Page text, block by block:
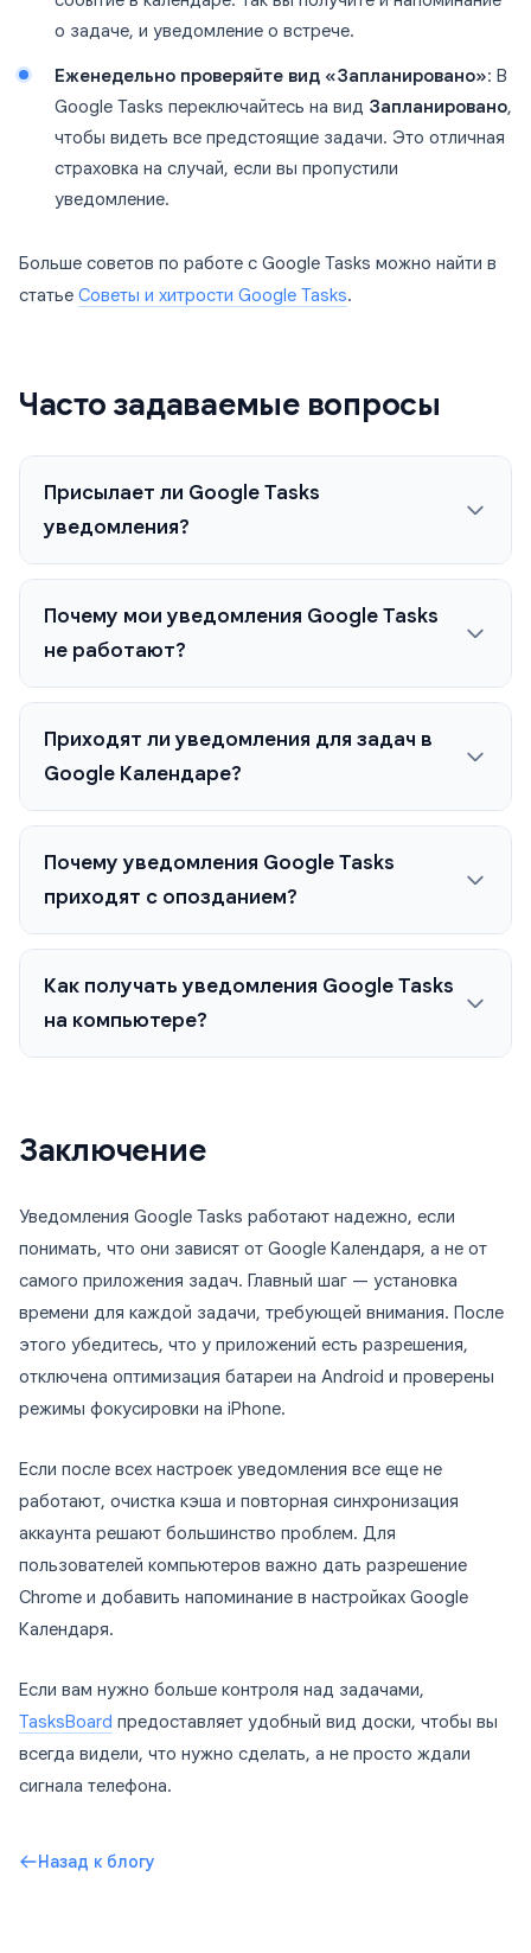
о задаче, и уведомление о встрече.
Еженедельно проверяйте вид «Запланировано»: В
Google Tasks переключайтесь на вид Запланировано,
чтобы видеть все предстоящие задачи. Это отличная
страховка на случай, если вы пропустили
уведомление.
Больше советов по работе с Google Tasks можно найти в
статье Советы и хитрости Google Tasks.
Часто задаваемые вопросы
Присылает ли Google Tasks
уведомления?
Почему мои уведомления Google Tasks
не работают?
Приходят ли уведомления для задач в
Google Календаре?
Почему уведомления Google Tasks
приходят с опозданием?
Как получать уведомления Google Tasks
на компьютере?
Заключение
Уведомления Google Tasks работают надежно, если
понимать, что они зависят от Google Календаря, а не от
самого приложения задач. Главный шаг — установка
времени для каждой задачи, требующей внимания. После
этого убедитесь, что у приложений есть разрешения,
отключена оптимизация батареи на Android и проверены
режимы фокусировки на iPhone.
Если после всех настроек уведомления все еще не
работают, очистка кэша и повторная синхронизация
аккаунта решают большинство проблем. Для
пользователей компьютеров важно дать разрешение
Chrome и добавить напоминание в настройках Google
Календаря.
Если вам нужно больше контроля над задачами,
TasksBoard предоставляет удобный вид доски, чтобы вы
всегда видели, что нужно сделать, а не просто ждали
сигнала телефона.
Назад к блогу